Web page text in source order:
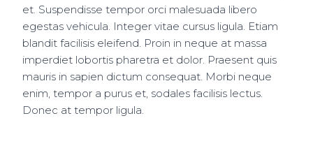
et. Suspendisse tempor orci malesuada libero
egestas vehicula. Integer vitae cursus ligula. Etiam
blandit facilisis eleifend. Proin in neque at massa
imperdiet lobortis pharetra et dolor. Praesent quis
mauris in sapien dictum consequat. Morbi neque
enim, tempor a purus et, sodales facilisis lectus.
Donec at tempor ligula.